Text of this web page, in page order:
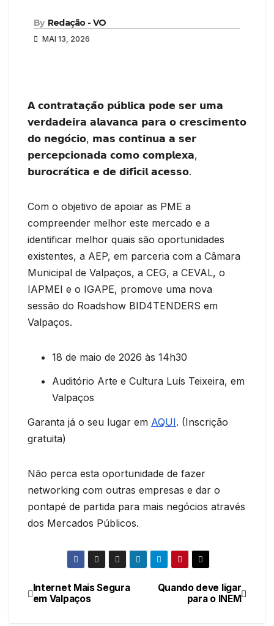
By Redação - VO
MAI 13, 2026
𝗔 𝗰𝗼𝗻𝘁𝗿𝗮𝘁𝗮𝗰̧𝗮̃𝗼 𝗽𝘂́𝗯𝗹𝗶𝗰𝗮 𝗽𝗼𝗱𝗲 𝘀𝗲𝗿 𝘂𝗺𝗮
𝘃𝗲𝗿𝗱𝗮𝗱𝗲𝗶𝗿𝗮 𝗮𝗹𝗮𝘃𝗮𝗻𝗰𝗮 𝗽𝗮𝗿𝗮 𝗼 𝗰𝗿𝗲𝘀𝗰𝗶𝗺𝗲𝗻𝘁𝗼
𝗱𝗼 𝗻𝗲𝗴𝗼́𝗰𝗶𝗼, 𝗺𝗮𝘀 𝗰𝗼𝗻𝘁𝗶𝗻𝘂𝗮 𝗮 𝘀𝗲𝗿
𝗽𝗲𝗿𝗰𝗲𝗽𝗰𝗶𝗼𝗻𝗮𝗱𝗮 𝗰𝗼𝗺𝗼 𝗰𝗼𝗺𝗽𝗹𝗲𝘅𝗮,
𝗯𝘂𝗿𝗼𝗰𝗿𝗮́𝘁𝗶𝗰𝗮 𝗲 𝗱𝗲 𝗱𝗶𝗳𝗶́𝗰𝗶𝗹 𝗮𝗰𝗲𝘀𝘀𝗼.
Com o objetivo de apoiar as PME a
compreender melhor este mercado e a
identificar melhor quais são oportunidades
existentes, a AEP, em parceria com a Câmara
Municipal de Valpaços, a CEG, a CEVAL, o
IAPMEI e o IGAPE, promove uma nova
sessão do Roadshow BID4TENDERS em
Valpaços.
18 de maio de 2026 às 14h30
Auditório Arte e Cultura Luís Teixeira, em
Valpaços
Garanta já o seu lugar em AQUI. (Inscrição
gratuita)
Não perca esta oportunidade de fazer
networking com outras empresas e dar o
pontapé de partida para mais negócios através
dos Mercados Públicos.
Navegação
Quando deve ligar
para o INEM
Internet Mais Segura
em Valpaços